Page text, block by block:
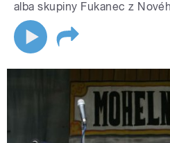
alba skupiny Fukanec z